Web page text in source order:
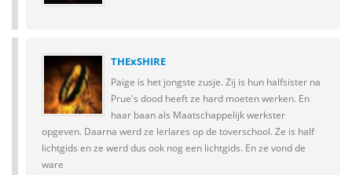
THExSHIRE
Paige is het jongste zusje. Zij is hun halfsister na
Prue's dood heeft ze hard moeten werken. En
haar baan als Maatschappelijk werkster
opgeven. Daarna werd ze lerlares op de toverschool. Ze is half
lichtgids en ze werd dus ook nog een lichtgids. En ze vond de
ware